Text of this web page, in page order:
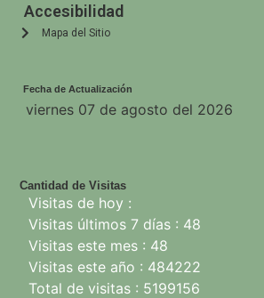
Accesibilidad
Mapa del Sitio
Fecha de Actualización
Cantidad de Visitas
Visitas de hoy :
Visitas últimos 7 días : 48
Visitas este mes : 48
Visitas este año : 484222
Total de visitas : 5199156
viernes 07 de agosto del 2026